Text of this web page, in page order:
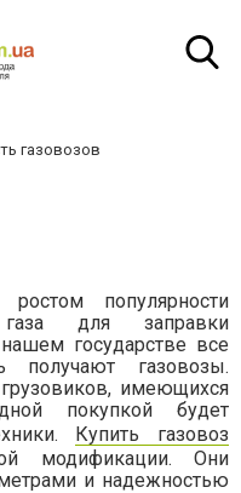
газовозов
популярности
для заправки
государстве все
получают газовозы.
имеющихся
покупкой будет
Купить газовоз
модификации. Они
и надежностью